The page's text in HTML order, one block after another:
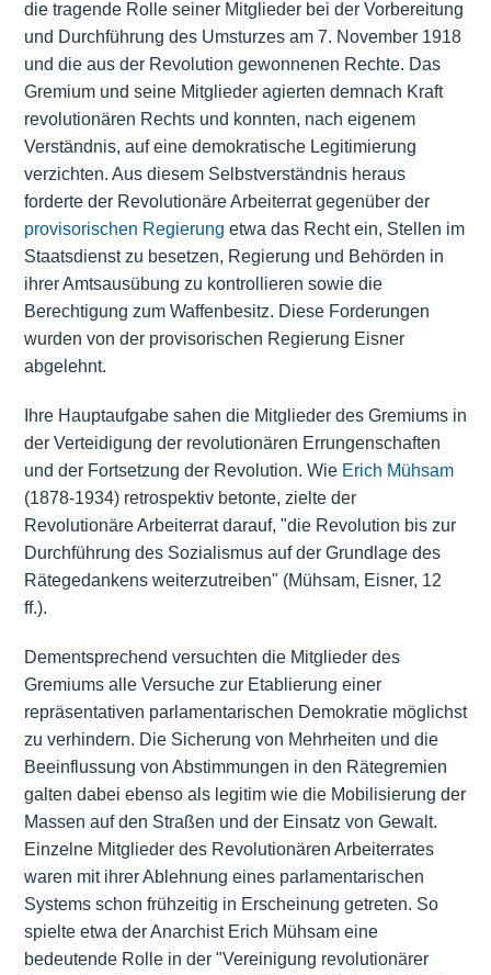
die tragende Rolle seiner Mitglieder bei der Vorbereitung
und Durchführung des Umsturzes am 7. November 1918
und die aus der Revolution gewonnenen Rechte. Das
Gremium und seine Mitglieder agierten demnach Kraft
revolutionären Rechts und konnten, nach eigenem
Verständnis, auf eine demokratische Legitimierung
verzichten. Aus diesem Selbstverständnis heraus
forderte der Revolutionäre Arbeiterrat gegenüber der
provisorischen Regierung etwa das Recht ein, Stellen im
Staatsdienst zu besetzen, Regierung und Behörden in
ihrer Amtsausübung zu kontrollieren sowie die
Berechtigung zum Waffenbesitz. Diese Forderungen
wurden von der provisorischen Regierung Eisner
abgelehnt.
Ihre Hauptaufgabe sahen die Mitglieder des Gremiums in
der Verteidigung der revolutionären Errungenschaften
und der Fortsetzung der Revolution. Wie Erich Mühsam
(1878-1934) retrospektiv betonte, zielte der
Revolutionäre Arbeiterrat darauf, "die Revolution bis zur
Durchführung des Sozialismus auf der Grundlage des
Rätegedankens weiterzutreiben" (Mühsam, Eisner, 12
ff.).
Dementsprechend versuchten die Mitglieder des
Gremiums alle Versuche zur Etablierung einer
repräsentativen parlamentarischen Demokratie möglichst
zu verhindern. Die Sicherung von Mehrheiten und die
Beeinflussung von Abstimmungen in den Rätegremien
galten dabei ebenso als legitim wie die Mobilisierung der
Massen auf den Straßen und der Einsatz von Gewalt.
Einzelne Mitglieder des Revolutionären Arbeiterrates
waren mit ihrer Ablehnung eines parlamentarischen
Systems schon frühzeitig in Erscheinung getreten. So
spielte etwa der Anarchist Erich Mühsam eine
bedeutende Rolle in der "Vereinigung revolutionärer